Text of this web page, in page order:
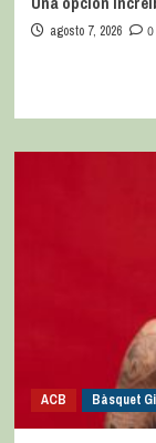
agosto 7, 2026 0
ACB Bàsquet